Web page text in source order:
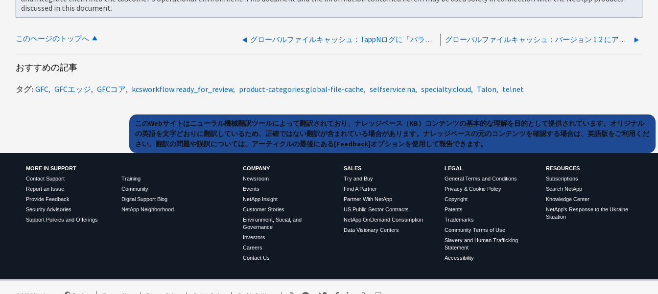
discussed in this document.
このページのトップへ グローバルファイルキャッシュ：TappNログに「パラメータが正しくありません」というエラーが表示される グローバルファイルキャッシュ：バージョン 1.2 にアップグレードすると GFC UI が開きません
おすすめの記事
タグ GFC GFCエッジ GFCコア kcsworkflow:ready_for_review product-categories:global-file-cache selfservice:na specialty:cloud Talon telnet
このWebサイトはニューラル機械翻訳ツールによって翻訳されており、ナレッジベース（KB）コンテンツの基本的な理解を目的として提供されています。オリジナル
の英語を文字どおりに翻訳しているため、正確ではない翻訳が含まれている場合があります。ナレッジベースの元のコンテンツを確認する場合は、英語版をご利用くだ
さい。翻訳の問題や誤訳については、アーティクルの最後にある[Feedback]オプションを使用して報告できます。
MORE IN SUPPORT
Contact Support
Report an Issue
Provide Feedback
Security Advisories
Support Policies and Offerings
Training
Community
Digital Support Blog
NetApp Neighborhood
COMPANY
Newsroom
Events
NetApp Insight
Customer Stories
Environment, Social, and
Governance
Investors
Careers
Contact Us
SALES
Try and Buy
Find A Partner
Partner With NetApp
US Public Sector Contracts
NetApp OnDemand Consumption
Data Visionary Centers
LEGAL
General Terms and Conditions
Privacy & Cookie Policy
Copyright
Patents
Trademarks
Community Terms of Use
Slavery and Human Trafficking
Statement
Accessibility
RESOURCES
Subscriptions
Search NetApp
Knowledge Center
NetApp's Response to the Ukraine
Situation